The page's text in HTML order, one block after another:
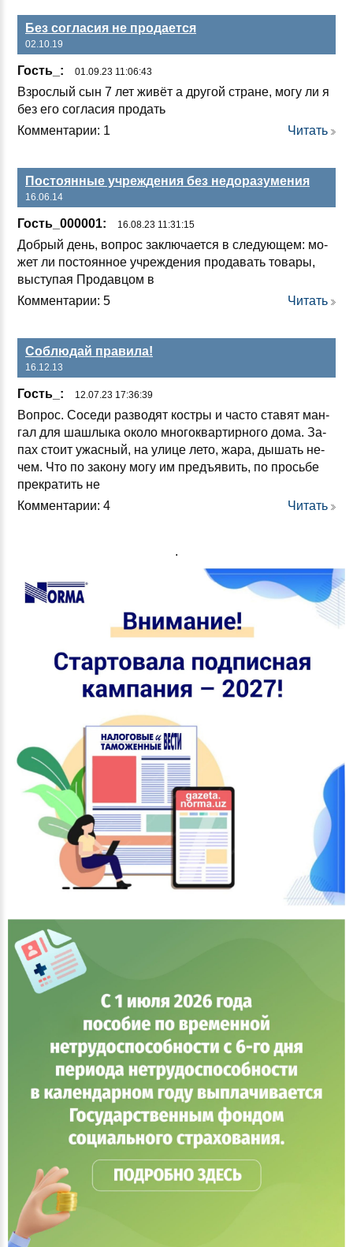
Без согласия не продается
02.10.19
Гость_: 01.09.23 11:06:43
Взрос­лый сын 7 лет жи­вёт а дру­гой стра­не, мо­гу ли я
без его сог­ла­сия про­дать
Комментарии: 1
Читать
Постоянные учреждения без недоразумения
16.06.14
Гость_000001: 16.08.23 11:31:15
Доб­рый день, воп­рос зак­лю­ча­ет­ся в сле­ду­ющем: мо­
жет ли пос­то­ян­ное уч­реж­де­ния про­да­вать то­ва­ры,
выс­ту­пая Про­дав­цом в
Комментарии: 5
Читать
Соблюдай правила!
16.12.13
Гость_: 12.07.23 17:36:39
Воп­рос. Со­се­ди раз­во­дят кос­тры и час­то ста­вят ман­
гал для шаш­лы­ка око­ло мно­гок­вар­тир­но­го до­ма. За­
пах сто­ит ужас­ный, на ули­це ле­то, жа­ра, ды­шать не­
чем. Что по за­ко­ну мо­гу им предъ­явить, по прось­бе
прек­ра­тить не
Комментарии: 4
Читать
.